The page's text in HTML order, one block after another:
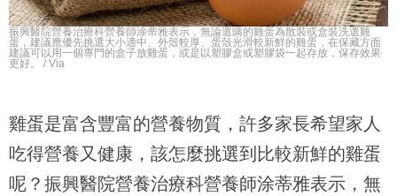
振興醫院營養治療科營養師涂蒂雅表示，無論選購的雞蛋為散裝或盒裝洗選雞
蛋，建議應優先挑選大小適中、外殼較厚、蛋殼光滑較新鮮的雞蛋，在保藏方面
建議可以用一個專門的盒子放雞蛋，或是以塑膠盒或塑膠袋一起存放，保存效果
更好。 / Via
雞蛋是富含豐富的營養物質，許多家長希望家人
吃得營養又健康，該怎麼挑選到比較新鮮的雞蛋
呢？振興醫院營養治療科營養師涂蒂雅表示，無